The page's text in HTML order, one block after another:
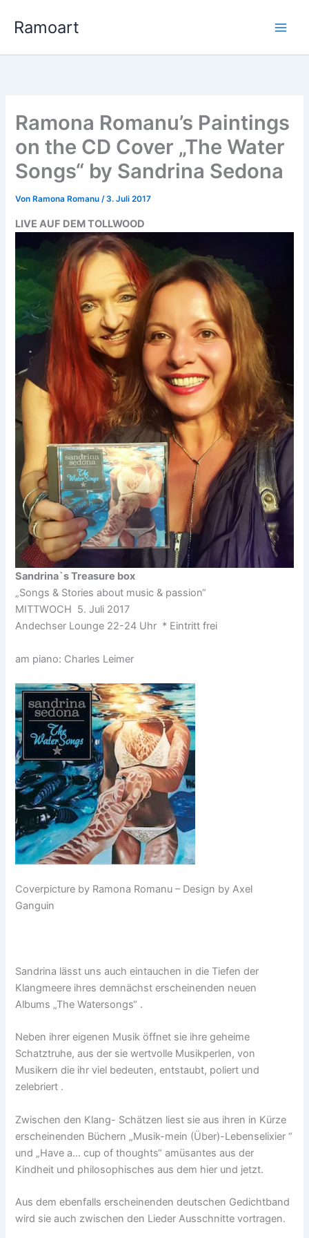
InhaltRamoart
Ramona Romanu’s Paintings
on the CD Cover „The Water
Songs“ by Sandrina Sedona
Von Ramona Romanu/3. Juli 2017
LIVE AUF DEM TOLLWOOD
Sandrina`s Treasure box
„Songs & Stories about music & passion“
MITTWOCH 5. Juli 2017
Andechser Lounge 22-24 Uhr * Eintritt frei
am piano: Charles Leimer
Coverpicture by Ramona Romanu – Design by Axel
Ganguin
Sandrina lässt uns auch eintauchen in die Tiefen der
Klangmeere ihres demnächst erscheinenden neuen
Albums „The Watersongs“ .
Neben ihrer eigenen Musik öffnet sie ihre geheime
Schatztruhe, aus der sie wertvolle Musikperlen, von
Musikern die ihr viel bedeuten, entstaubt, poliert und
zelebriert .
Zwischen den Klang- Schätzen liest sie aus ihren in Kürze
erscheinenden Büchern „Musik-mein (Über)-Lebenselixier “
und „Have a… cup of thoughts“ amüsantes aus der
Kindheit und philosophisches aus dem hier und jetzt.
Aus dem ebenfalls erscheinenden deutschen Gedichtband
wird sie auch zwischen den Lieder Ausschnitte vortragen.